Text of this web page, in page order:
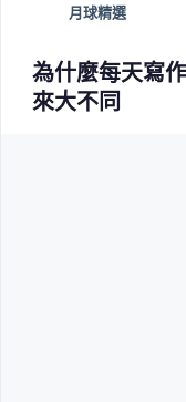
月球精選
為什麼每天寫
來大不同